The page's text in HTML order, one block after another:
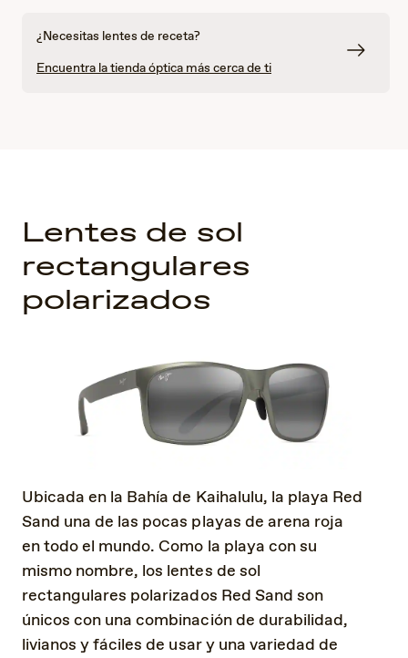
¿Necesitas lentes de receta?
Encuentra la tienda óptica más cerca de ti
Lentes de sol
rectangulares
polarizados
Ubicada en la Bahía de Kaihalulu, la playa Red
Sand una de las pocas playas de arena roja
en todo el mundo. Como la playa con su
mismo nombre, los lentes de sol
rectangulares polarizados Red Sand son
únicos con una combinación de durabilidad,
livianos y fáciles de usar y una variedad de